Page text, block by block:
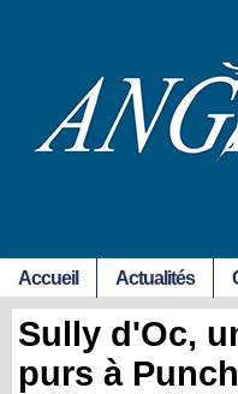
Accueil Actualités
Sully d'Oc,
purs à